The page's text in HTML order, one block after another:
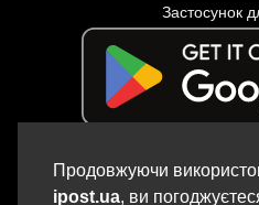
Застосунок
Продовжуючи
ipost.ua, ви